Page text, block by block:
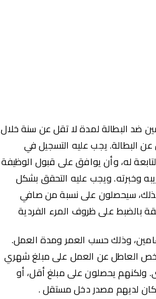
البطالة لمدة لا تقل عن سنة خلال
البطالة. يجب عليه التسجيل في
له، وأن يوافق على قبول الوظيفة
وخبرته. ويجب عليه التحقق بشكل
سيحصلون على نسبة من صافي
بالضبط على ظروف المرء الفردية
وذلك حسب العمر ومدة العمل.
العاطل عن العمل على مبلغ شهري
ولكنهم يحصلون على مبلغ أقل، أو
كان لديهم مصدر دخل مستقل .